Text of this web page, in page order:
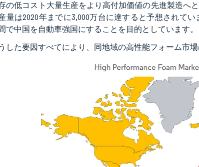
の低コスト大量生産をより高付加価値の先進製造へ
量は2020年までに3,000万台に達すると予想されて
で中国を自動車強国にすることを目的としています。
した要因すべてにより、同地域の高性能フォーム市